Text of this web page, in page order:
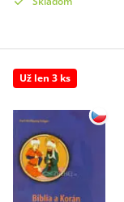
Už len 3 ks